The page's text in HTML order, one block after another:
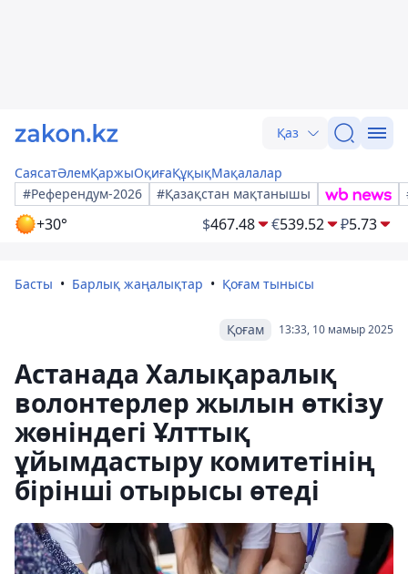
Қаз
СаясатӘлемҚаржыОқиғаҚұқықМақалалар
#Референдум-2026
#Қазақстан мақтанышы
+30° $467.48 €539.52 ₽5.73
Басты Барлық жаңалықтар Қоғам тынысы
13:33, 10 мамыр 2025
Қоғам
Астанада Халықаралық
волонтерлер жылын өткізу
жөніндегі Ұлттық
ұйымдастыру комитетінің
бірінші отырысы өтеді